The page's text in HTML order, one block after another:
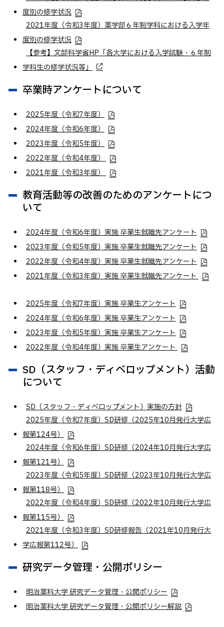
度別の修学状況
2021年度（令和3年度）薬学部６年制学科における入学年
度別の修学状況
【参考】文部科学省HP「各大学における入学試験・６年制
学科生の修学状況等」
卒業時アンケートについて
2025年度（令和7年度）
2024年度（令和6年度）
2023年度（令和5年度）
2022年度（令和4年度）
2021年度（令和3年度）
教育活動等の改善のためのアンケートにつ
いて
2024年度（令和6年度）実施 卒業生就職先アンケート
2023年度（令和5年度）実施 卒業生就職先アンケート
2022年度（令和4年度）実施 卒業生就職先アンケート
2021年度（令和3年度）実施 卒業生就職先アンケート
2025年度（令和7年度）実施 卒業生アンケート
2024年度（令和6年度）実施 卒業生アンケート
2023年度（令和5年度）実施 卒業生アンケート
2022年度（令和4年度）実施 卒業生アンケート
SD（スタッフ・ディベロップメント）活動
について
SD（スタッフ・ディベロップメント）実施の方針
2025年度（令和7年度）SD研修（2025年10月発行大学広
報第124号）
2024年度（令和6年度）SD研修（2024年10月発行大学広
報第121号）
2023年度（令和5年度）SD研修（2023年10月発行大学広
報第118号）
2022年度（令和4年度）SD研修（2022年10月発行大学広
報第115号）
2021年度（令和3年度）SD研修報告（2021年10月発行大
学広報第112号）
研究データ管理・公開ポリシー
明治薬科大学 研究データ管理・公開ポリシー
明治薬科大学 研究データ管理・公開ポリシー解説